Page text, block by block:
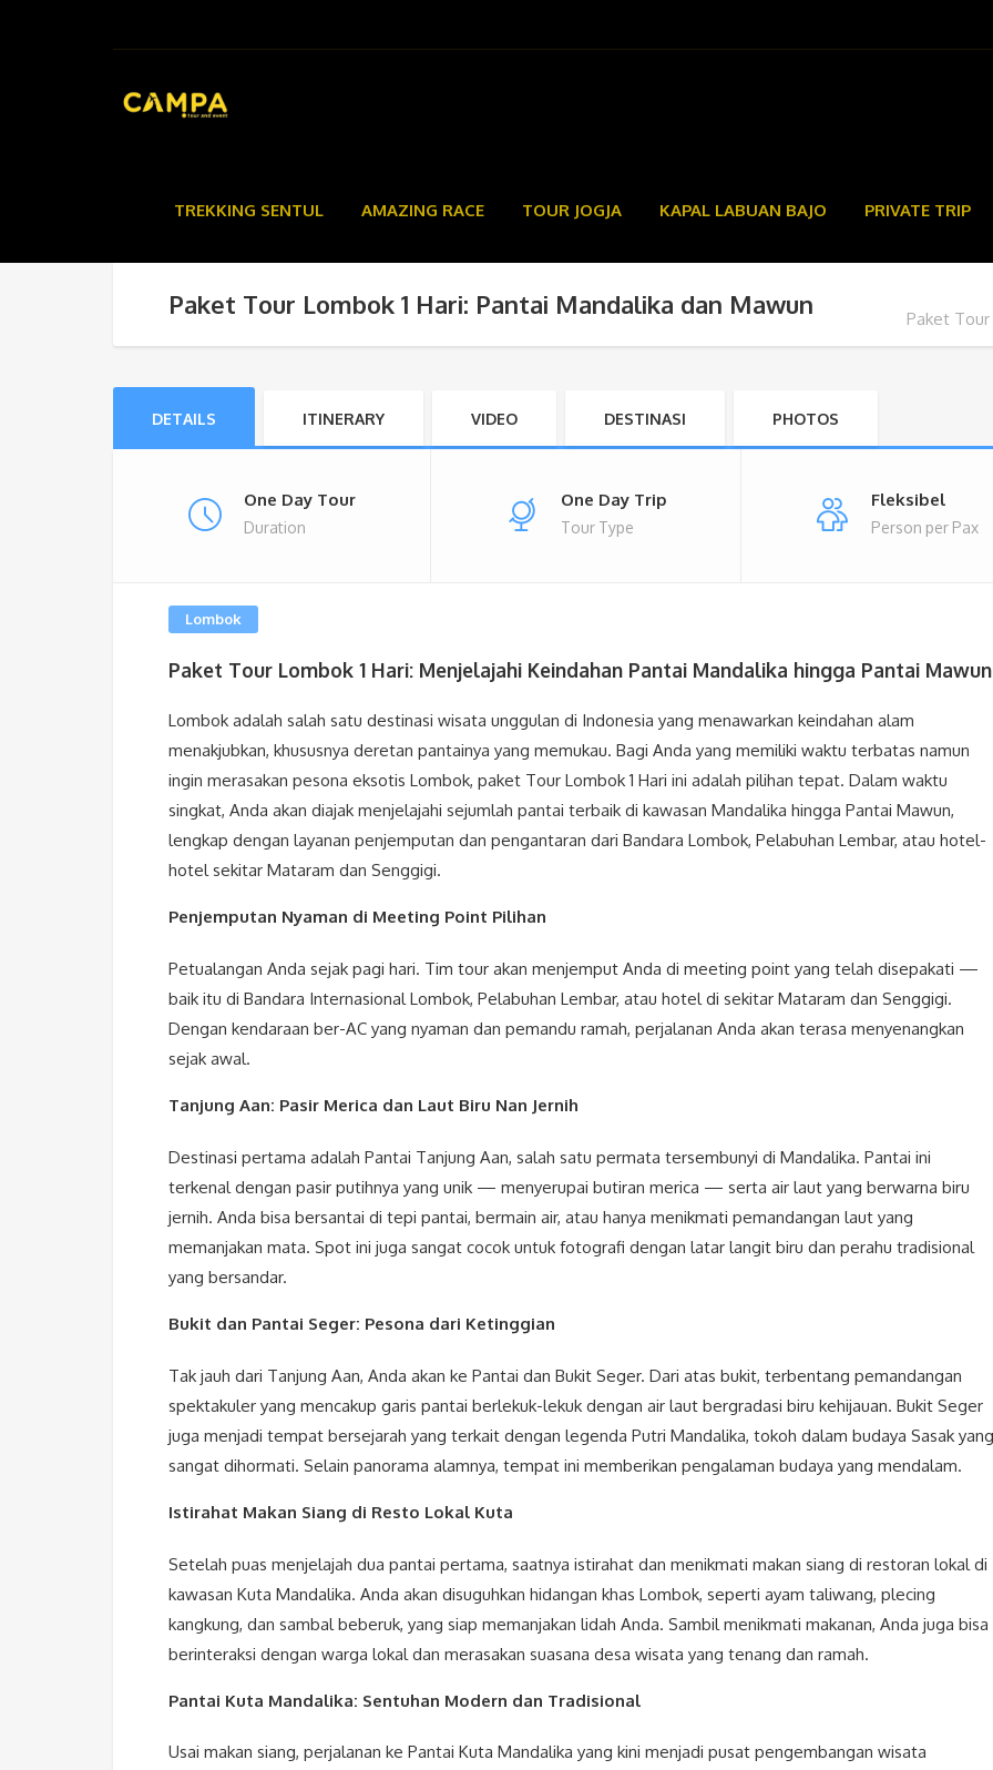
TREKKING SENTUL AMAZING RACE TOUR JOGJA KAPAL LABUAN BAJO PRIVATE TRIP
Paket Tour Lombok 1 Hari: Pantai Mandalika dan Mawun Paket Tour
DETAILS ITINERARY VIDEO DESTINASI PHOTOS
One Day Tour
Duration
One Day Trip
Tour Type
Fleksibel
Person per Pax
Lombok
Paket Tour Lombok 1 Hari: Menjelajahi Keindahan Pantai Mandalika hingga Pantai Mawun
Lombok adalah salah satu destinasi wisata unggulan di Indonesia yang menawarkan keindahan alam
menakjubkan, khususnya deretan pantainya yang memukau. Bagi Anda yang memiliki waktu terbatas namun
ingin merasakan pesona eksotis Lombok, paket Tour Lombok 1 Hari ini adalah pilihan tepat. Dalam waktu
singkat, Anda akan diajak menjelajahi sejumlah pantai terbaik di kawasan Mandalika hingga Pantai Mawun,
lengkap dengan layanan penjemputan dan pengantaran dari Bandara Lombok, Pelabuhan Lembar, atau hotel-
hotel sekitar Mataram dan Senggigi.
Penjemputan Nyaman di Meeting Point Pilihan
Petualangan Anda sejak pagi hari. Tim tour akan menjemput Anda di meeting point yang telah disepakati —
baik itu di Bandara Internasional Lombok, Pelabuhan Lembar, atau hotel di sekitar Mataram dan Senggigi.
Dengan kendaraan ber-AC yang nyaman dan pemandu ramah, perjalanan Anda akan terasa menyenangkan
sejak awal.
Tanjung Aan: Pasir Merica dan Laut Biru Nan Jernih
Destinasi pertama adalah Pantai Tanjung Aan, salah satu permata tersembunyi di Mandalika. Pantai ini
terkenal dengan pasir putihnya yang unik — menyerupai butiran merica — serta air laut yang berwarna biru
jernih. Anda bisa bersantai di tepi pantai, bermain air, atau hanya menikmati pemandangan laut yang
memanjakan mata. Spot ini juga sangat cocok untuk fotografi dengan latar langit biru dan perahu tradisional
yang bersandar.
Bukit dan Pantai Seger: Pesona dari Ketinggian
Tak jauh dari Tanjung Aan, Anda akan ke Pantai dan Bukit Seger. Dari atas bukit, terbentang pemandangan
spektakuler yang mencakup garis pantai berlekuk-lekuk dengan air laut bergradasi biru kehijauan. Bukit Seger
juga menjadi tempat bersejarah yang terkait dengan legenda Putri Mandalika, tokoh dalam budaya Sasak yang
sangat dihormati. Selain panorama alamnya, tempat ini memberikan pengalaman budaya yang mendalam.
Istirahat Makan Siang di Resto Lokal Kuta
Setelah puas menjelajah dua pantai pertama, saatnya istirahat dan menikmati makan siang di restoran lokal di
kawasan Kuta Mandalika. Anda akan disuguhkan hidangan khas Lombok, seperti ayam taliwang, plecing
kangkung, dan sambal beberuk, yang siap memanjakan lidah Anda. Sambil menikmati makanan, Anda juga bisa
berinteraksi dengan warga lokal dan merasakan suasana desa wisata yang tenang dan ramah.
Pantai Kuta Mandalika: Sentuhan Modern dan Tradisional
Usai makan siang, perjalanan ke Pantai Kuta Mandalika yang kini menjadi pusat pengembangan wisata